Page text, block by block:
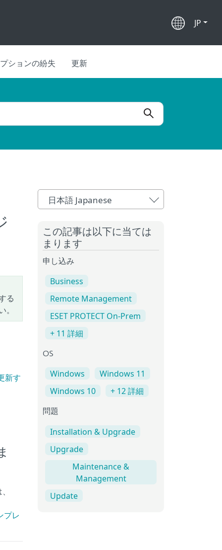
JP
ションの紛失 更新
る
新す
プレ
日本語 Japanese
この記事は以下に当ては
まります
申し込み
Business
Remote Management
ESET PROTECT On-Prem
+ 11 詳細
OS
Windows
Windows 11
Windows 10
+ 12 詳細
問題
Installation & Upgrade
Upgrade
Maintenance &
Management
Update